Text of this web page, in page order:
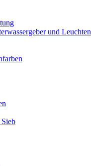
und Leuchten
Sieb